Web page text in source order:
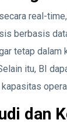
real-
berbasis
tetap
itu, BI
dan